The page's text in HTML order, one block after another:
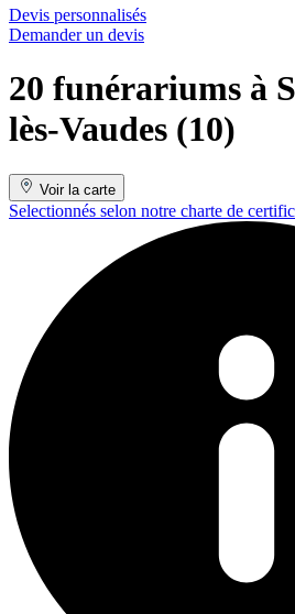
Devis personnalisés
Demander un devis
20 funérariums à
lès-Vaudes (10)
Voir la carte
Selectionnés selon notre charte de